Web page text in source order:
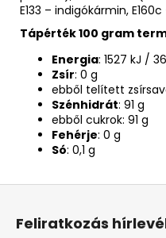
E133 – indigókármin,
Tápérték 100 gram
Energia: 1527 kJ /
Zsír: 0 g
ebből telített
Szénhidrát: 91 g
ebből cukrok: 91 g
Fehérje: 0 g
Só: 0,1 g
Feliratkozás